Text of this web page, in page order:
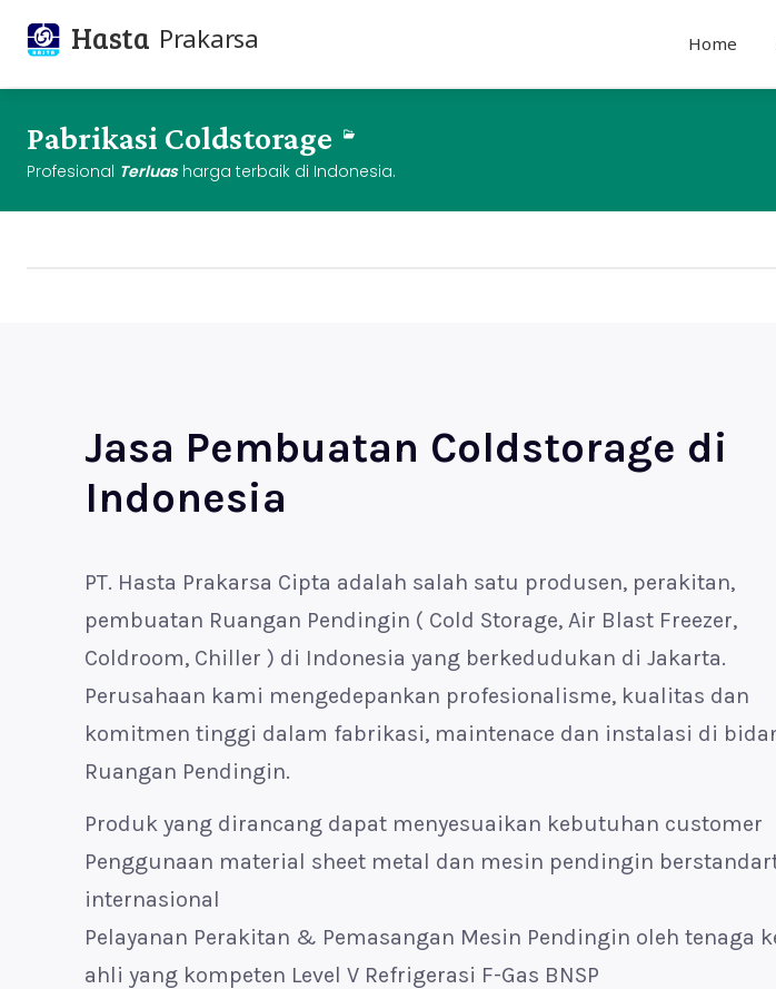
Hasta Prakarsa Home
Pabrikasi Coldstorage
Profesional Terluasharga terbaik di Indonesia.
Jasa Pembuatan Coldstorage di
Indonesia
PT. Hasta Prakarsa Cipta adalah salah satu produsen, perakitan,
pembuatan Ruangan Pendingin ( Cold Storage, Air Blast Freezer,
Coldroom, Chiller ) di Indonesia yang berkedudukan di Jakarta.
Perusahaan kami mengedepankan profesionalisme, kualitas dan
komitmen tinggi dalam fabrikasi, maintenace dan instalasi di
Ruangan Pendingin.
Produk yang dirancang dapat menyesuaikan kebutuhan customer
Penggunaan material sheet metal dan mesin pendingin
internasional
Pelayanan Perakitan & Pemasangan Mesin Pendingin oleh tenaga
ahli yang kompeten Level V Refrigerasi F-Gas BNSP